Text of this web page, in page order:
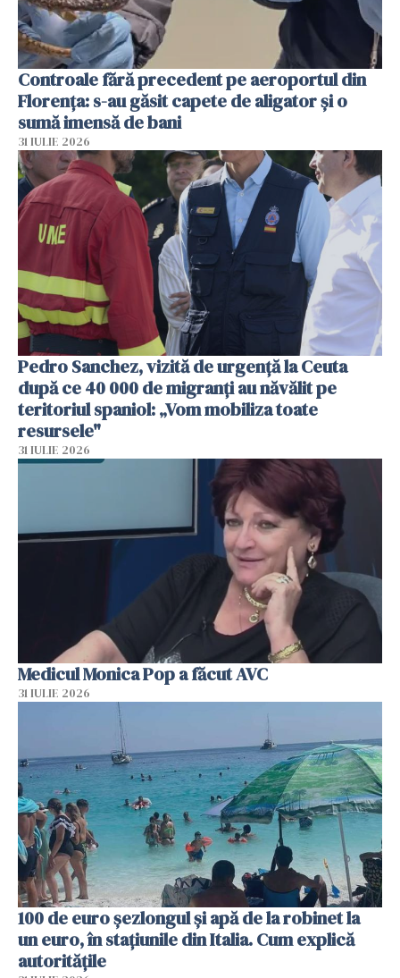
Controale fără precedent pe aeroportul din
Florența: s-au găsit capete de aligator și o
sumă imensă de bani
31 IULIE 2026
Pedro Sanchez, vizită de urgență la Ceuta
după ce 40 000 de migranți au năvălit pe
teritoriul spaniol: „Vom mobiliza toate
resursele"
31 IULIE 2026
Medicul Monica Pop a făcut AVC
31 IULIE 2026
100 de euro șezlongul și apă de la robinet la
un euro, în stațiunile din Italia. Cum explică
autoritățile